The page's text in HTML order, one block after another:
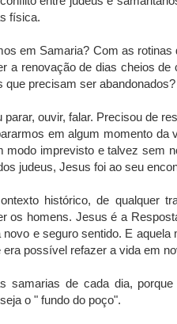
física.
em Samaria? Com as
a renovação de dias cheios
que precisam ser abandonados?
parar, ouvir, falar. Precisou de
em algum momento
modo imprevisto e talvez sem
judeus, Jesus foi ao seu
histórico, de qualquer
os homens. Jesus é a
e seguro sentido. E
era possível refazer a vida em
samarias de cada dia,
o " fundo do poço".